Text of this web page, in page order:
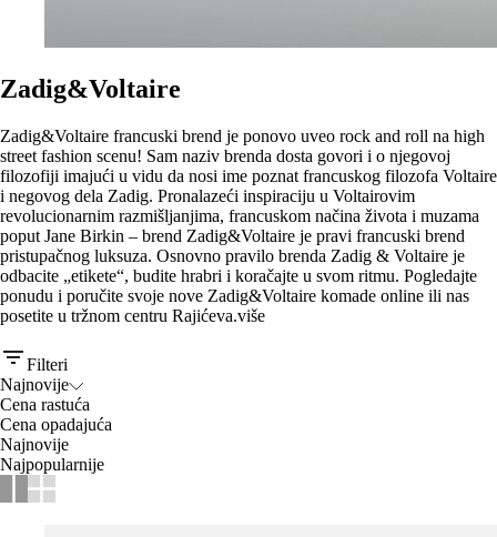
Zadig&Voltaire
Zadig&Voltaire francuski brend je ponovo uveo rock and roll na high
street fashion scenu! Sam naziv brenda dosta govori i o njegovoj
filozofiji imajući u vidu da nosi ime poznat francuskog filozofa Voltaire
i negovog dela Zadig. Pronalazeći inspiraciju u Voltairovim
revolucionarnim razmišljanjima, francuskom načina života i muzama
poput Jane Birkin – brend Zadig&Voltaire je pravi francuski brend
pristupačnog luksuza. Osnovno pravilo brenda Zadig & Voltaire je
odbacite „etikete“, budite hrabri i koračajte u svom ritmu. Pogledajte
ponudu i poručite svoje nove Zadig&Voltaire komade online ili nas
posetite u tržnom centru Rajićeva.više
Filteri
Najnovije
Cena rastuća
Cena opadajuća
Najnovije
Najpopularnije